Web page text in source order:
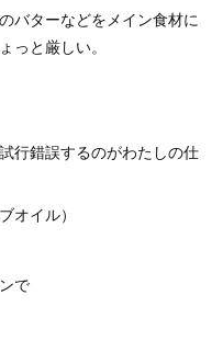
バターなどをメイン食材に
っと厳しい。
行錯誤するのがわたしの仕
オイル）
で